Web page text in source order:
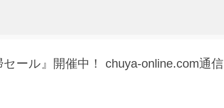
ール』開催中！ chuya-online.com通信